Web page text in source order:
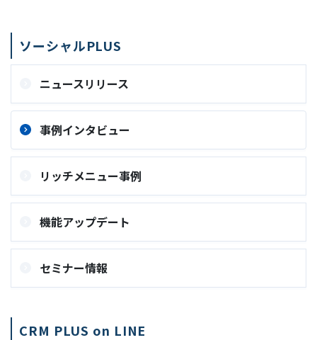
ソーシャルPLUS
ニュースリリース
事例インタビュー
リッチメニュー事例
機能アップデート
セミナー情報
CRM PLUS on LINE